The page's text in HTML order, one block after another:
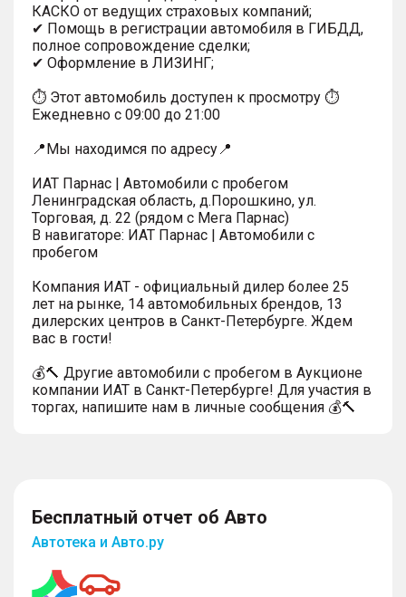
КАСКО от ведущих страховых компаний;
✔ Помощь в регистрации автомобиля в ГИБДД,
полное сопровождение сделки;
✔ Оформление в ЛИЗИНГ;
⏱ Этот автомобиль доступен к просмотру ⏱
Ежедневно с 09:00 до 21:00
📍Мы находимся по адресу📍
ИАТ Парнас | Автомобили с пробегом
Ленинградская область, д.Порошкино, ул.
Торговая, д. 22 (рядом с Мега Парнас)
В навигаторе: ИАТ Парнас | Автомобили с
пробегом
Компания ИАТ - официальный дилер более 25
лет на рынке, 14 автомобильных брендов, 13
дилерских центров в Санкт-Петербурге. Ждем
вас в гости!
💰🔨 Другие автомобили с пробегом в Аукционе
компании ИАТ в Санкт-Петербурге! Для участия в
торгах, напишите нам в личные сообщения 💰🔨
Бесплатный отчет об Авто
Автотека и Авто.ру